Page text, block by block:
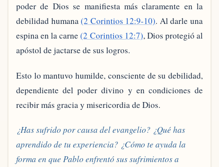
poder de Dios se manifiesta más claramente en la
debilidad humana(2 Corintios 12:9-10). Al darle una
espina en la carne(2 Corintios 12:7), Dios protegió al
apóstol de jactarse de sus logros.
Esto lo mantuvo humilde, consciente de su debilidad,
dependiente del poder divino y en condiciones de
recibir más gracia y misericordia de Dios.
¿Has sufrido por causa del evangelio? ¿Qué has
aprendido de tu experiencia? ¿Cómo te ayuda la
forma en que Pablo enfrentó sus sufrimientos a